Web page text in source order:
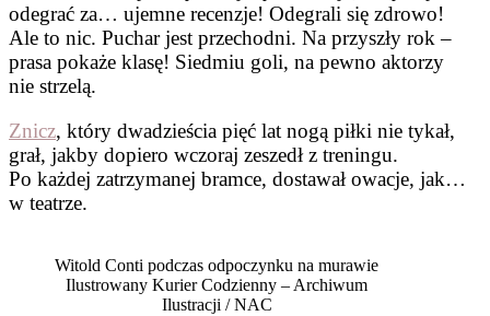
odegrać za… ujemne recenzje! Odegrali się zdrowo!
Ale to nic. Puchar jest przechodni. Na przyszły rok –
prasa pokaże klasę! Siedmiu goli, na pewno aktorzy
nie strzelą.
Znicz, który dwadzieścia pięć lat nogą piłki nie tykał,
grał, jakby dopiero wczoraj zeszedł z treningu.
Po każdej zatrzymanej bramce, dostawał owacje, jak…
w teatrze.
Witold Conti podczas odpoczynku na murawie
Ilustrowany Kurier Codzienny – Archiwum
Ilustracji / NAC